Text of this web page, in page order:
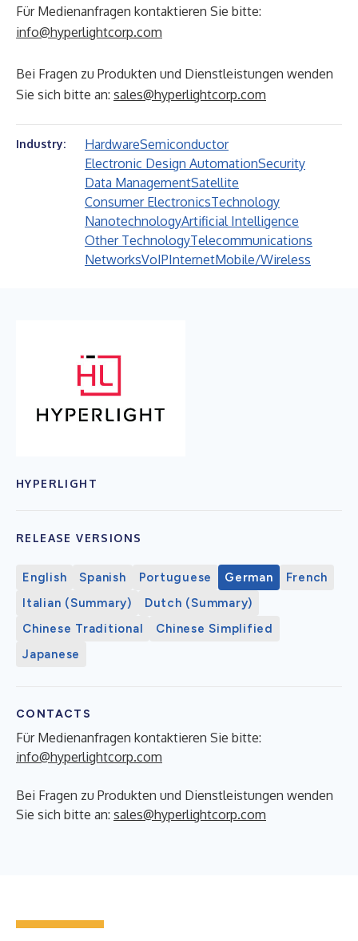
Für Medienanfragen kontaktieren Sie bitte:
info@hyperlightcorp.com
Bei Fragen zu Produkten und Dienstleistungen wenden
Sie sich bitte an: sales@hyperlightcorp.com
Industry: HardwareSemiconductor
Electronic Design AutomationSecurity
Data ManagementSatellite
Consumer ElectronicsTechnology
NanotechnologyArtificial Intelligence
Other TechnologyTelecommunications
NetworksVoIPInternetMobile/Wireless
HYPERLIGHT
RELEASE VERSIONS
English Spanish Portuguese German
French
Italian (Summary)
Dutch (Summary)
Chinese Traditional
Chinese Simplified
Japanese
CONTACTS
Für Medienanfragen kontaktieren Sie bitte:
info@hyperlightcorp.com
Bei Fragen zu Produkten und Dienstleistungen wenden
Sie sich bitte an: sales@hyperlightcorp.com